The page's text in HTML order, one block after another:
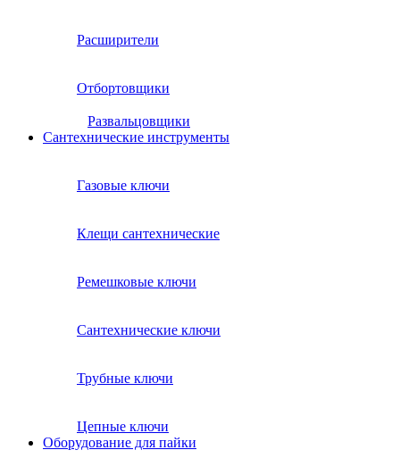
Расширители
Отбортовщики
Развальцовщики
Сантехнические инcтрументы
Газовые ключи
Клещи сантехнические
Ремешковые ключи
Сантехнические ключи
Трубные ключи
Цепные ключи
Оборудование для пайки